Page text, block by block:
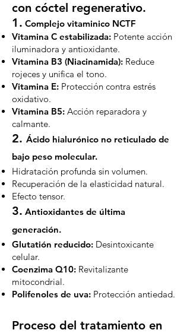
con cóctel regenerativo.
1. Complejo vitaminico NCTF
Vitamina C estabilizada: Potente acción
iluminadora y antioxidante.
Vitamina B3 (Niacinamida): Reduce
rojeces y unifica el tono.
Vitamina E: Protección contra estrés
oxidativo.
Vitamina B5: Acción reparadora y
calmante.
2. Ácido hialurónico no reticulado de
bajo peso molecular.
Hidratación profunda sin volumen.
Recuperación de la elasticidad natural.
Efecto tensor.
3. Antioxidantes de última
generación.
Glutatión reducido: Desintoxicante
celular.
Coenzima Q10: Revitalizante
mitocondrial.
Polifenoles de uva: Protección antiedad.
Proceso del tratamiento en